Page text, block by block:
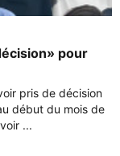
pour
pris de décision
début du mois de
...